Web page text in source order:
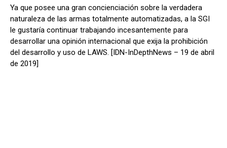
Ya que posee una gran concienciación sobre la verdadera
naturaleza de las armas totalmente automatizadas, a la SGI
le gustaría continuar trabajando incesantemente para
desarrollar una opinión internacional que exija la prohibición
del desarrollo y uso de LAWS. [IDN-InDepthNews – 19 de abril
de 2019]